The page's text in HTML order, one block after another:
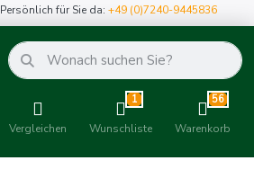
Persönlich für Sie da:+49 (0)7240-9445836
Vergleichen
1
Wunschliste
56
Warenkorb